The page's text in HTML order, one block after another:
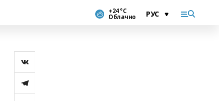
+24 °С
Облачно